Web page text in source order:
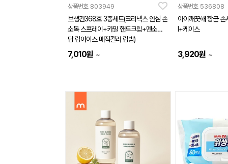
상품번호 803949
브생건368호 3종세트(크리넥스 안심 손
소독 스프레이+카밀 핸드크림+멘소래
담 립아이스 매직컬러 립밤)
7,010원 ~
상품번호 536808
아이깨끗해 항균
l+케이스
3,920원 ~